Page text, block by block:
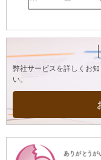
弊社サービスを詳しくお
い。